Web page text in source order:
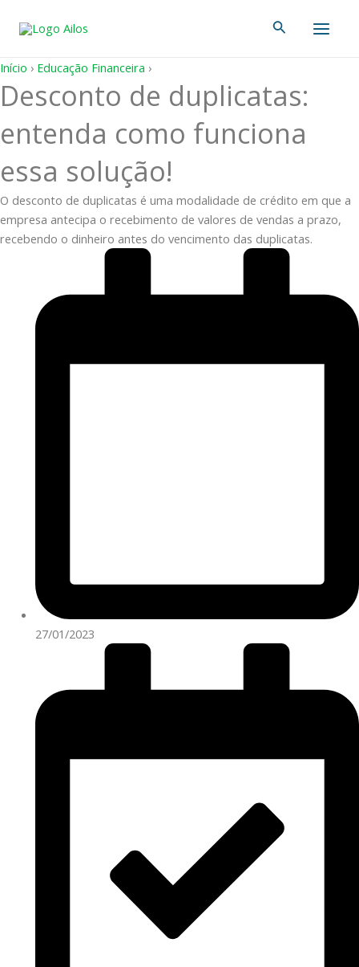
para
conteúdo
Pesquisar
Início › Educação Financeira ›
Desconto de duplicatas:
entenda como funciona
essa solução!
O desconto de duplicatas é uma modalidade de crédito em que a
empresa antecipa o recebimento de valores de vendas a prazo,
recebendo o dinheiro antes do vencimento das duplicatas.
27/01/2023